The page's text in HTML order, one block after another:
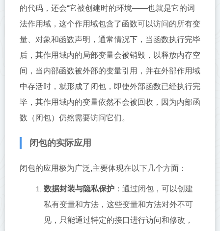
的代码，还会“它被创建时的环境——也就是它的词
法作用域，这个作用域包含了函数可以访问的所有变
量、对象和函数声明，通常情况下，当函数执行完毕
后，其作用域内的局部变量会被销毁，以释放内存空
间，当内部函数被外部的变量引用，并在外部作用域
中存活时，就形成了闭包，即使外部函数已经执行完
毕，其作用域内的变量依然不会被回收，因为内部函
数（闭包）仍然需要访问它们。
闭包的实际应用
闭包的应用极为广泛,主要体现在以下几个方面：
数据封装与隐私保护 ：通过闭包，可以创建
私有变量和方法，这些变量和方法对外不可
见，只能通过特定的接口进行访问和修改，